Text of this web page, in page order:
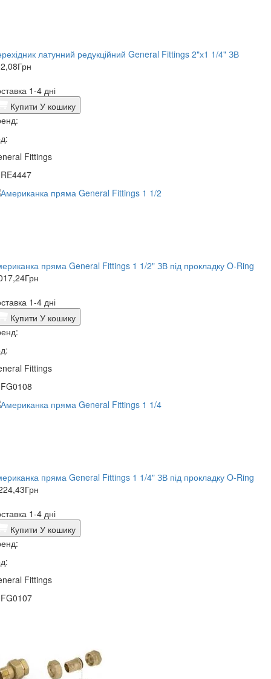
латунний редукційний General Fittings 2"х1 1/4" ЗВ
Грн
1-4 дні
Купити У кошику
Fittings
пряма General Fittings 1 1/2" ЗВ під прокладку O-Ring
Грн
1-4 дні
Купити У кошику
Fittings
пряма General Fittings 1 1/4" ЗВ під прокладку O-Ring
Грн
1-4 дні
Купити У кошику
Fittings